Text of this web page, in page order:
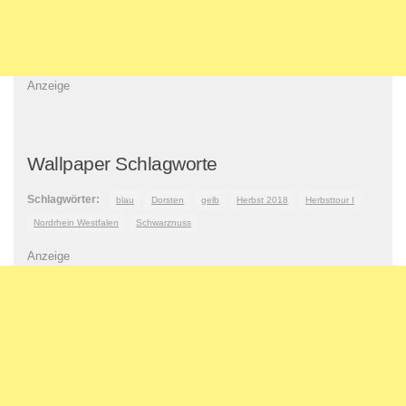
Anzeige
Wallpaper Schlagworte
Schlagwörter: blau Dorsten gelb Herbst 2018 Herbsttour I
Nordrhein Westfalen Schwarznuss
Anzeige